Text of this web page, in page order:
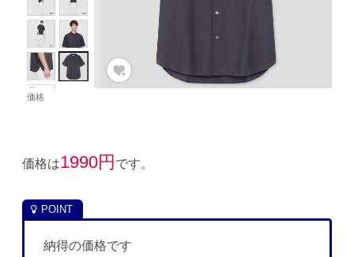
価格
価格は1990円 です。
納得の価格です